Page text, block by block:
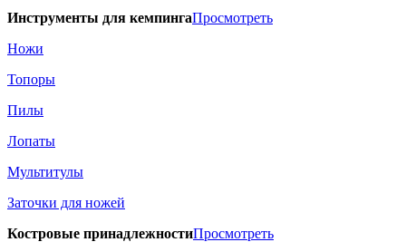
Инструменты для кемпингаПросмотреть
Ножи
Топоры
Пилы
Лопаты
Мультитулы
Заточки для ножей
Костровые принадлежностиПросмотреть